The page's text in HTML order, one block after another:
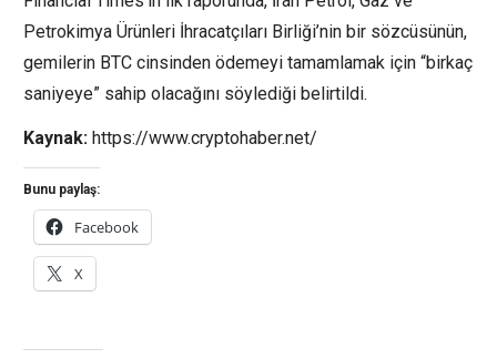
Petrokimya Ürünleri İhracatçıları Birliği’nin bir sözcüsünün,
gemilerin BTC cinsinden ödemeyi tamamlamak için “birkaç
saniyeye” sahip olacağını söylediği belirtildi.
Kaynak: https://www.cryptohaber.net/
Bunu paylaş:
Facebook
X